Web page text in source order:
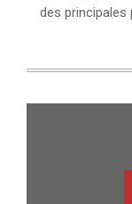
des principales